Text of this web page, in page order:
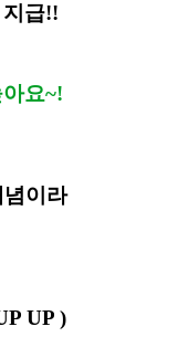
급!!
요~!
이라
UP )